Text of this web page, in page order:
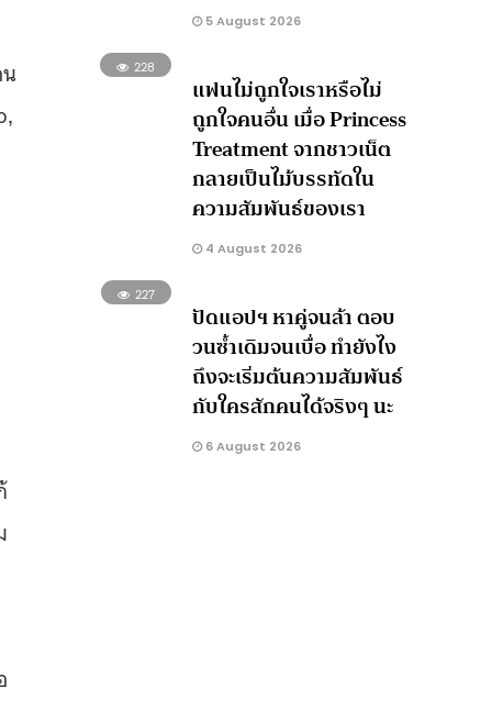
5 August 2026
228
แฟนไม่ถูกใจเราหรือไม่
ถูกใจคนอื่น เมื่อ Princess
Treatment จากชาวเน็ต
กลายเป็นไม้บรรทัดใน
ความสัมพันธ์ของเรา
4 August 2026
227
ปัดแอปฯ หาคู่จนล้า ตอบ
วนซ้ำเดิมจนเบื่อ ทำยังไง
ถึงจะเริ่มต้นความสัมพันธ์
กับใครสักคนได้จริงๆ นะ
6 August 2026